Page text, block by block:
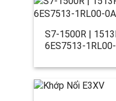
S7-1500R |
6ES7513-